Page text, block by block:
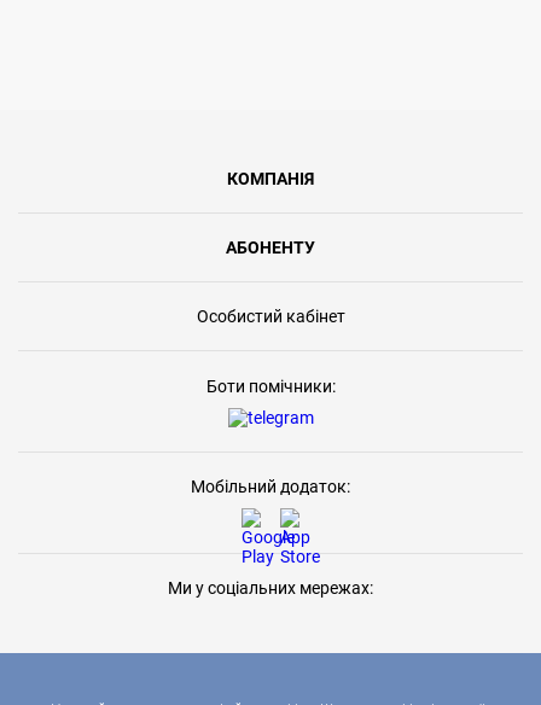
КОМПАНІЯ
АБОНЕНТУ
Особистий кабінет
Боти помічники:
Мобільний додаток:
Ми у соціальних мережах: